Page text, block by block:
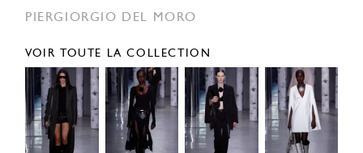
PIERGIORGIO DEL MORO
VOIR TOUTE LA COLLECTION